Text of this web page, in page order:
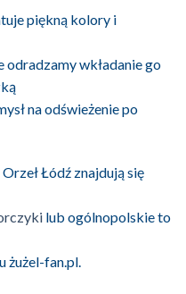
piękną kolory i
odradzamy wkładanie go
na odświeżenie po
Łódź znajdują się
lub ogólnopolskie to
żużel-fan.pl.